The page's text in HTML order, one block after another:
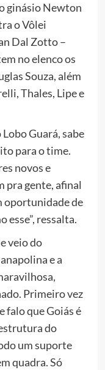
ginásio Newton
o Vôlei
Dal Zotto –
no elenco os
Souza, além
Thales, Lipe e
Guará, sabe
para o time.
novos e
pra gente, afinal
oportunidade de
esse”, ressalta.
veio do
e a
Primeiro vez
falo que Goiás é
do
um suporte
quadra. Só